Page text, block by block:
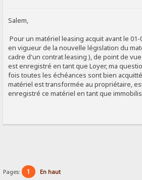
Salem,
Pour un matériel leasing acquit avant le 01-
en vigueur de la nouvelle législation du
cadre d'un contrat leasing ), de point de
est enregistré en tant que Loyer, ma
fois toutes les échéances sont bien
matériel est transformée au propriétaire,
enregistré ce matériel en tant que
Pages: 1 En haut